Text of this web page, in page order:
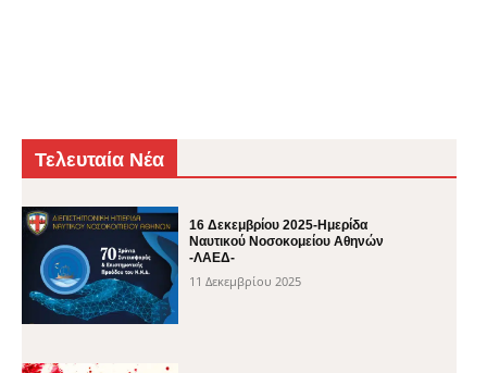
Τελευταία Νέα
16 Δεκεμβρίου 2025-Ημερίδα
Ναυτικού Νοσοκομείου Αθηνών
-ΛΑΕΔ-
11 Δεκεμβρίου 2025